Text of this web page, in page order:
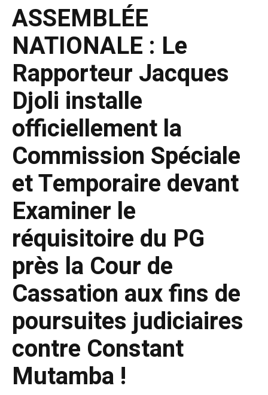
ASSEMBLÉE
NATIONALE : Le
Rapporteur Jacques
Djoli installe
officiellement la
Commission Spéciale
et Temporaire devant
Examiner le
réquisitoire du PG
près la Cour de
Cassation aux fins de
poursuites judiciaires
contre Constant
Mutamba !